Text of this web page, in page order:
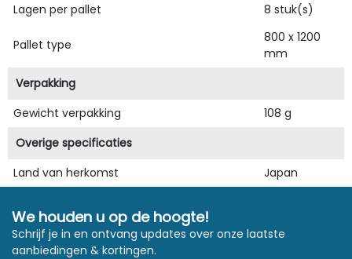
Lagen per pallet
8 stuk(s)
Pallet type
800 x 1200
mm
Verpakking
Gewicht verpakking
108 g
Overige specificaties
Land van herkomst
Japan
We houden u op de hoogte!
Schrijf je in en ontvang updates over onze laatste
aanbiedingen & kortingen.